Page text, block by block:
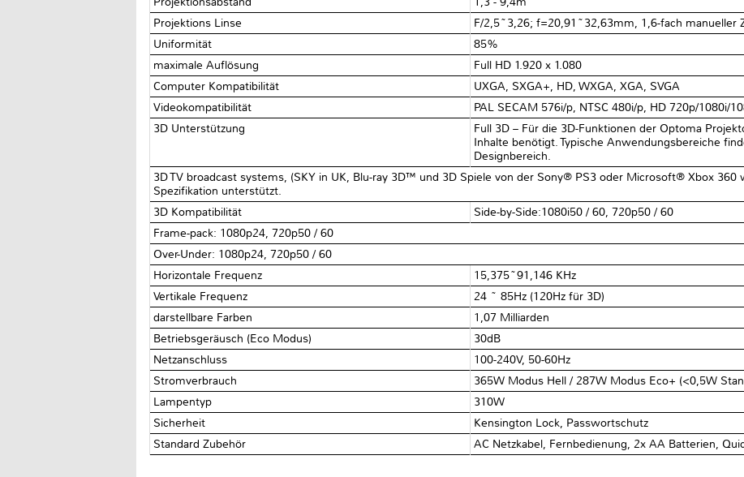
Projektions Linse
F/2,5~3,26; f=20,91~32,63mm, 1,6-fach manueller
Uniformität
85%
maximale Auflösung
Full HD 1.920 x 1.080
Computer Kompatibilität
UXGA, SXGA+, HD, WXGA, XGA, SVGA
Videokompatibilität
PAL SECAM 576i/p, NTSC 480i/p, HD 720p/1080i/
3D Unterstützung
Full 3D – Für die 3D-Funktionen der Optoma
Inhalte benötigt. Typische Anwendungsbereiche
Designbereich.
3D TV broadcast systems, (SKY in UK, Blu-ray 3D™ und 3D Spiele von der Sony® PS3 oder Microsoft® Xbox 360
Spezifikation unterstützt.
3D Kompatibilität
Side-by-Side:1080i50 / 60, 720p50 / 60
Frame-pack: 1080p24, 720p50 / 60
Over-Under: 1080p24, 720p50 / 60
Horizontale Frequenz
15,375~91,146 KHz
Vertikale Frequenz
24 ~ 85Hz (120Hz für 3D)
darstellbare Farben
1,07 Milliarden
Betriebsgeräusch (Eco Modus)
30dB
Netzanschluss
100-240V, 50-60Hz
Stromverbrauch
365W Modus Hell / 287W Modus Eco+ (<0,5W
Lampentyp
310W
Sicherheit
Kensington Lock, Passwortschutz
Standard Zubehör
AC Netzkabel, Fernbedienung, 2x AA Batterien,